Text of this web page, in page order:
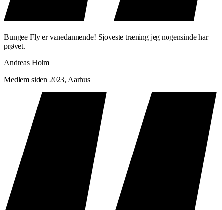
Bungee Fly er vanedannende! Sjoveste træning jeg nogensinde har
prøvet.
Andreas Holm
Medlem siden 2023, Aarhus